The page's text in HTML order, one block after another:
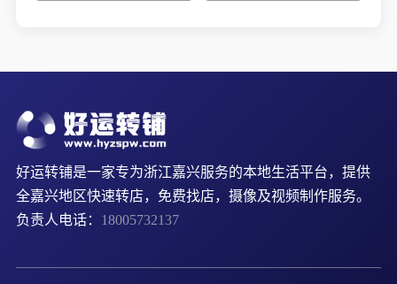
好运转铺是一家专为浙江嘉兴服务的本地生活平台，提供
全嘉兴地区快速转店，免费找店，摄像及视频制作服务。
负责人电话： 18005732137